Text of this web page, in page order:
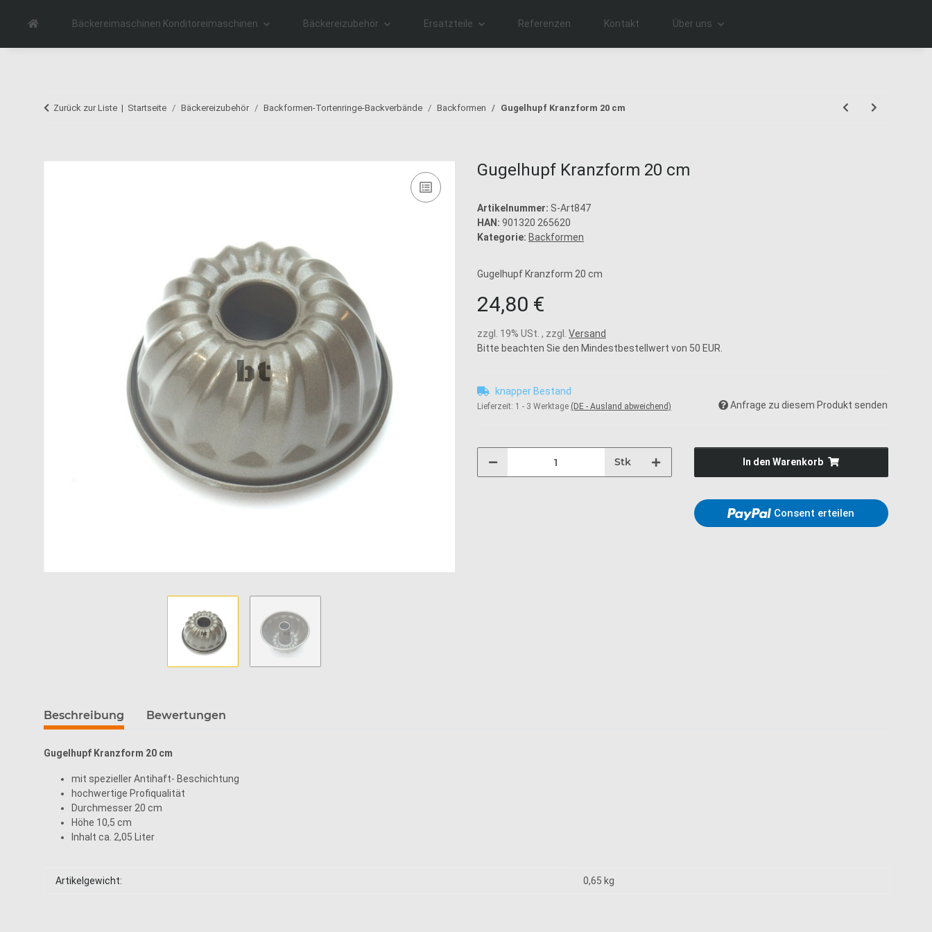
Bäckereimaschinen Konditoreimaschinen Bäckereizubehör Ersatzteile Referenzen Kontakt Über uns
Zurück zur Liste Startseite Bäckereizubehör Backformen-Tortenringe-Backverbände Backformen Gugelhupf Kranzform 20 cm
Gugelhupf Kranzform 20 cm
Artikelnummer: S-Art847
HAN: 901320 265620
Kategorie: Backformen
Gugelhupf Kranzform 20 cm
24,80 €
zzgl. 19% USt. , zzgl. Versand
Bitte beachten Sie den Mindestbestellwert von 50 EUR.
knapper Bestand
Lieferzeit: 1 - 3 Werktage (DE - Ausland abweichend) Anfrage zu diesem Produkt senden
Stk In den Warenkorb
Consent erteilen
Beschreibung Bewertungen
Gugelhupf Kranzform 20 cm
mit spezieller Antihaft- Beschichtung
hochwertige Profiqualität
Durchmesser 20 cm
Höhe 10,5 cm
Inhalt ca. 2,05 Liter
Produkteigenschaft
Wert
Artikelgewicht: 0,65 kg